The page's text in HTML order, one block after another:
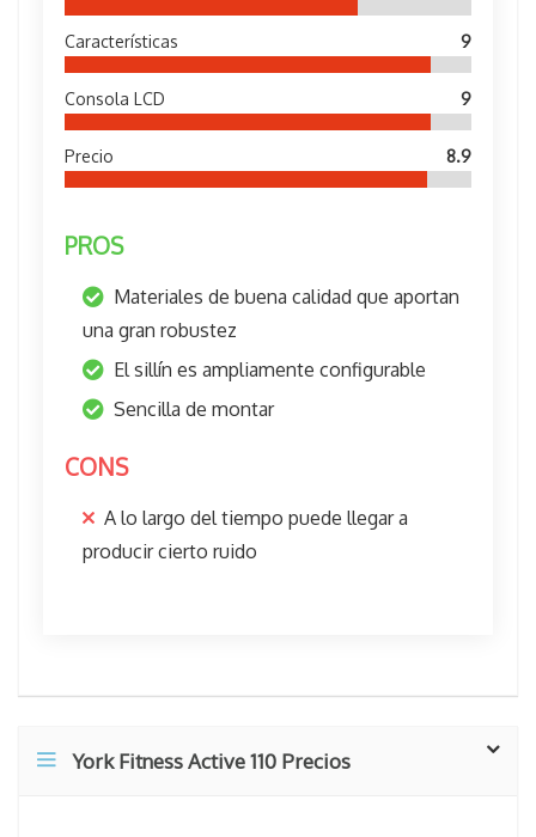
Características 9
Consola LCD 9
Precio 8.9
PROS
Materiales de buena calidad que aportan
una gran robustez
El sillín es ampliamente configurable
Sencilla de montar
CONS
A lo largo del tiempo puede llegar a
producir cierto ruido
York Fitness Active 110 Precios